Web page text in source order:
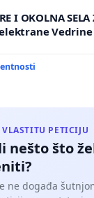
I OKOLNA
PETICIJU
nešto što
ne događa